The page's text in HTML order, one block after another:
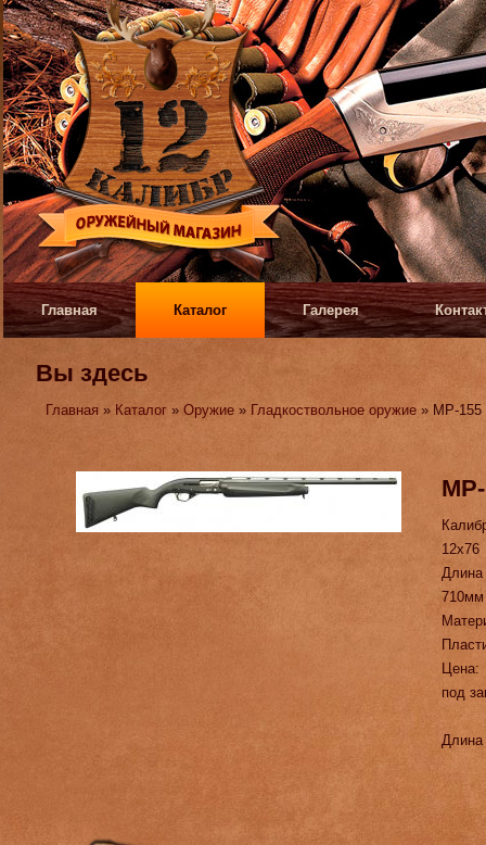
Главная Каталог Галерея
Вы здесь
Главная » Каталог »Оружие » Гладкоствольное оружие » МР-155
МР-
12х76
710мм
Цена:
под
Длина